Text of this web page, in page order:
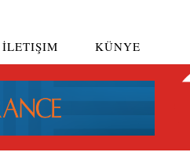
İLETIŞIM KÜNYE